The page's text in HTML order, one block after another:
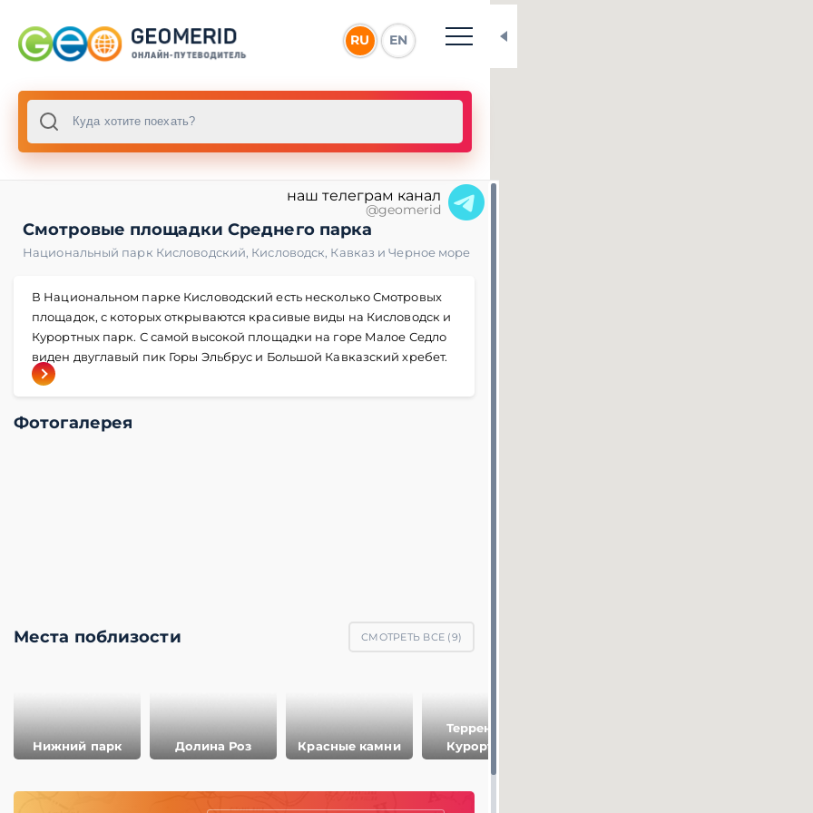
RU EN
наш телеграм канал
@geomerid
Смотровые площадки Среднего парка
Национальный парк Кисловодский, Кисловодск, Кавказ и Черное море
В Национальном парке Кисловодский есть несколько Смотровых
площадок, с которых открываются красивые виды на Кисловодск и
Курортных парк. С самой высокой площадки на горе Малое Седло
виден двуглавый пик Горы Эльбрус и Большой Кавказский хребет.
Фотогалерея
Места поблизости СМОТРЕТЬ ВСЕ (9)
Нижний парк Долина Роз Красные камни
Терренкуры
Курортного
Парка